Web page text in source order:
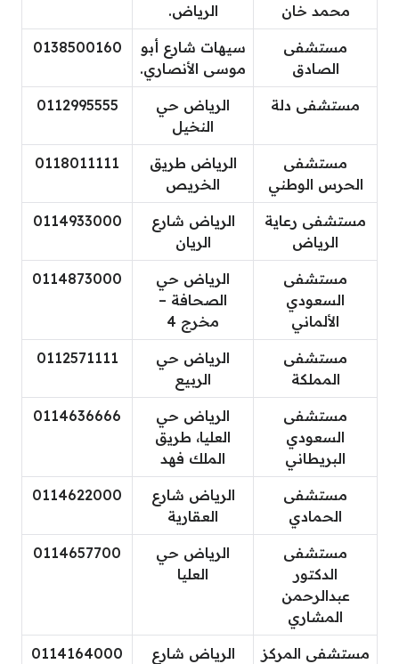
محمد خان
الرياض.
مستشفى
الصادق
سيهات شارع أبو
موسى الأنصاري.
0138500160
مستشفى دلة
الرياض حي
النخيل
0112995555
مستشفى
الحرس الوطني
الرياض طريق
الخريص
0118011111
مستشفى رعاية
الرياض
الرياض شارع
الريان
0114933000
مستشفى
السعودي
الألماني
الرياض حي
الصحافة –
مخرج 4
0114873000
مستشفى
المملكة
الرياض حي
الربيع
0112571111
مستشفى
السعودي
البريطاني
الرياض حي
العليا، طريق
الملك فهد
0114636666
مستشفى
الحمادي
الرياض شارع
العقارية
0114622000
مستشفى
الدكتور
عبدالرحمن
المشاري
الرياض حي
العليا
0114657700
مستشفى المركز
الرياض شارع
0114164000